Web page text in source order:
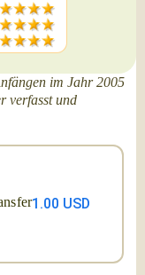
im Jahr 2005
verfasst und
1.00 USD